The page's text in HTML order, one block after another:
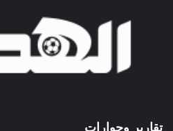
تقارير وحوارات